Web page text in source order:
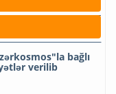
bağlı
verilib